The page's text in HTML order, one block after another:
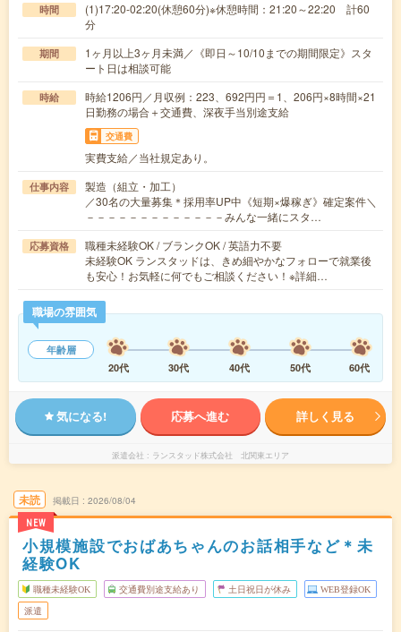
時間
(1)17:20-02:20(休憩60分)※休憩時間：21:20～22:20 計60
分
期間
1ヶ月以上3ヶ月未満／《即日～10/10までの期間限定》スタ
ート日は相談可能
時給
時給1206円／月収例：223、692円円＝1、206円×8時間×21
日勤務の場合＋交通費、深夜手当別途支給
交通費
実費支給／当社規定あり。
仕事内容
製造（組立・加工）
／30名の大量募集＊採用率UP中《短期×爆稼ぎ》確定案件＼
－－－－－－－－－－－－－みんな一緒にスタ…
応募資格
職種未経験OK / ブランクOK / 英語力不要
未経験OK ランスタッドは、きめ細やかなフォローで就業後
も安心！お気軽に何でもご相談ください！※詳細…
職場の雰囲気
年齢層
20代
30代 40代 50代 60代
気になる! 応募へ進む 詳しく見る
派遣会社 ランスタッド株式会社 北関東エリア
未読
NEW
掲載日 2026/08/04
小規模施設でおばあちゃんのお話相手など＊未
経験OK
職種未経験OK 交通費別途支給あり 土日祝日が休み WEB登録OK
派遣